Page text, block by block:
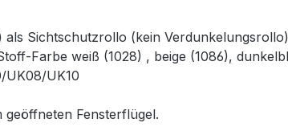
als Sichtschutzrollo (kein
Farbe weiß (1028) , beige (1086),
UK08/UK10
Fensterflügel.